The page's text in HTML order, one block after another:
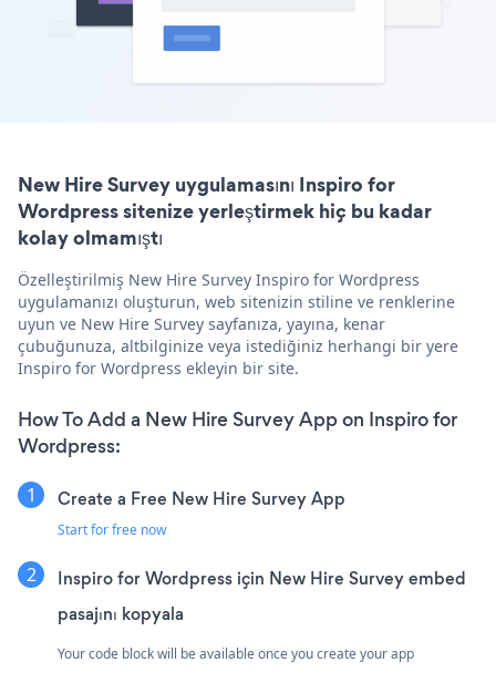
New Hire Survey uygulamasını Inspiro for
Wordpress sitenize yerleştirmek hiç bu kadar
kolay olmamıştı
Özelleştirilmiş New Hire Survey Inspiro for Wordpress
uygulamanızı oluşturun, web sitenizin stiline ve renklerine
uyun ve New Hire Survey sayfanıza, yayına, kenar
çubuğunuza, altbilginize veya istediğiniz herhangi bir yere
Inspiro for Wordpress ekleyin bir site.
How To Add a New Hire Survey App on Inspiro for
Wordpress:
Create a Free New Hire Survey App
Start for free now
Inspiro for Wordpress için New Hire Survey embed
pasajını kopyala
Your code block will be available once you create your app